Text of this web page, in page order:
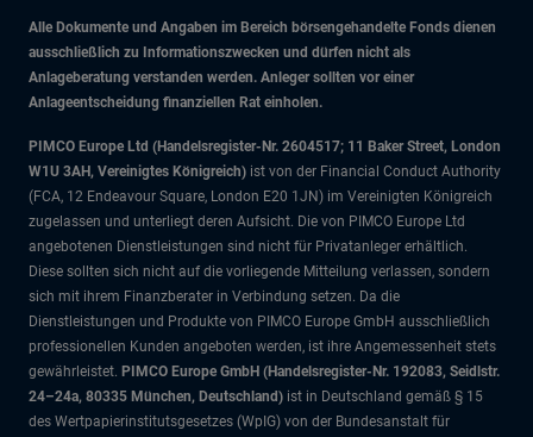
Alle Dokumente und Angaben im Bereich börsengehandelte Fonds dienen
ausschließlich zu Informationszwecken und dürfen nicht als
Anlageberatung verstanden werden. Anleger sollten vor einer
Anlageentscheidung finanziellen Rat einholen.
PIMCO Europe Ltd (Handelsregister-Nr. 2604517; 11 Baker Street, London
W1U 3AH, Vereinigtes Königreich) ist von der Financial Conduct Authority
(FCA, 12 Endeavour Square, London E20 1JN) im Vereinigten Königreich
zugelassen und unterliegt deren Aufsicht. Die von PIMCO Europe Ltd
angebotenen Dienstleistungen sind nicht für Privatanleger erhältlich.
Diese sollten sich nicht auf die vorliegende Mitteilung verlassen, sondern
sich mit ihrem Finanzberater in Verbindung setzen. Da die
Dienstleistungen und Produkte von PIMCO Europe GmbH ausschließlich
professionellen Kunden angeboten werden, ist ihre Angemessenheit stets
gewährleistet. PIMCO Europe GmbH (Handelsregister-Nr. 192083, Seidlstr.
24–24a, 80335 München, Deutschland) ist in Deutschland gemäß § 15
des Wertpapierinstitutsgesetzes (WpIG) von der Bundesanstalt für